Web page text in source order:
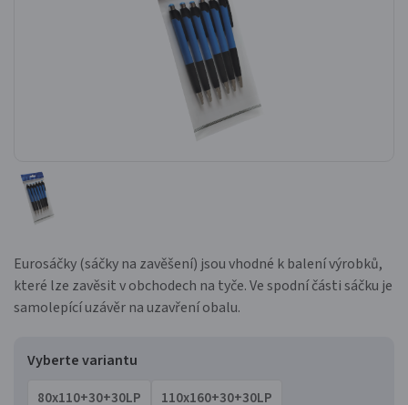
Eurosáčky (sáčky na zavěšení) jsou vhodné k balení výrobků,
které lze zavěsit v obchodech na tyče. Ve spodní části sáčku je
samolepící uzávěr na uzavření obalu.
Vyberte variantu
80x110+30+30LP
110x160+30+30LP